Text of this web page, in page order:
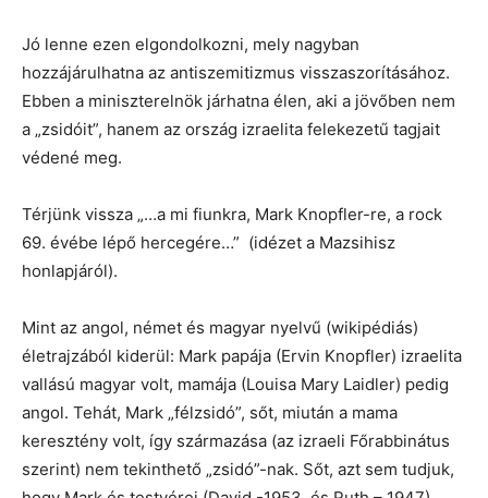
Jó lenne ezen elgondolkozni, mely nagyban
hozzájárulhatna az antiszemitizmus visszaszorításához.
Ebben a miniszterelnök járhatna élen, aki a jövőben nem
a „zsidóit”, hanem az ország izraelita felekezetű tagjait
védené meg.
Térjünk vissza „…a mi fiunkra, Mark Knopfler-re, a rock
69. évébe lépő hercegére…” (idézet a Mazsihisz
honlapjáról).
Mint az angol, német és magyar nyelvű (wikipédiás)
életrajzából kiderül: Mark papája (Ervin Knopfler) izraelita
vallású magyar volt, mamája (Louisa Mary Laidler) pedig
angol. Tehát, Mark „félzsidó”, sőt, miután a mama
keresztény volt, így származása (az izraeli Főrabbinátus
szerint) nem tekinthető „zsidó”-nak. Sőt, azt sem tudjuk,